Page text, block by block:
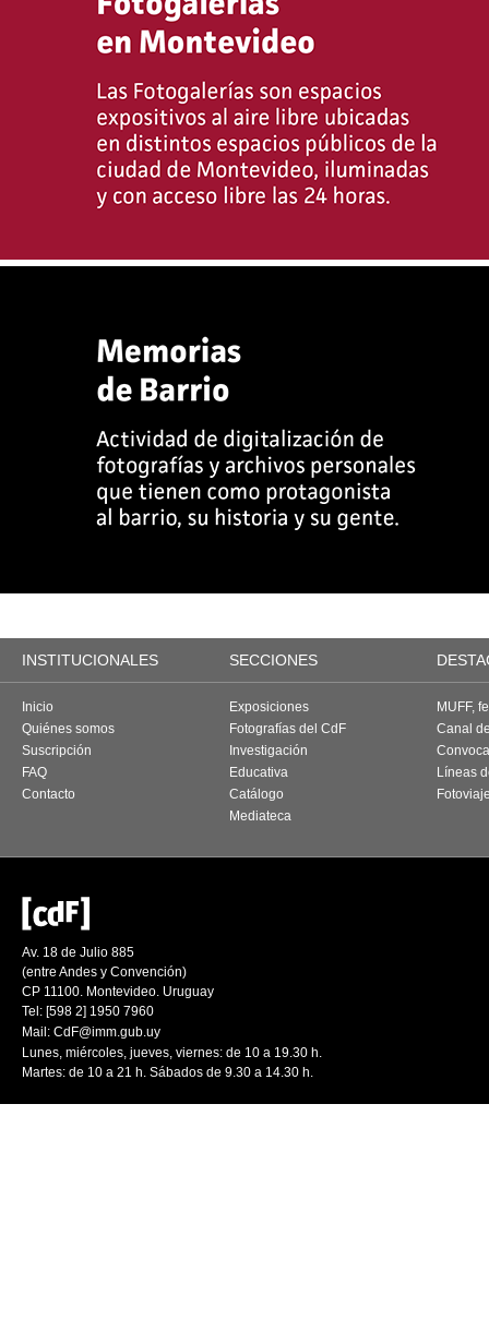
INSTITUCIONALES SECCIONES
Inicio
Quiénes somos
Suscripción
FAQ
Contacto
Exposiciones
Fotografías del CdF
Investigación
Educativa
Catálogo
Mediateca
MUFF,
Canal
Líneas
Av. 18 de Julio 885
(entre Andes y Convención)
CP 11100. Montevideo. Uruguay
Tel: [598 2] 1950 7960
Mail: CdF@imm.gub.uy
Lunes, miércoles, jueves, viernes: de 10 a 19.30 h.
Martes: de 10 a 21 h. Sábados de 9.30 a 14.30 h.